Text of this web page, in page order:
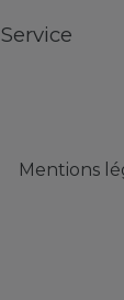
Service
Mentions